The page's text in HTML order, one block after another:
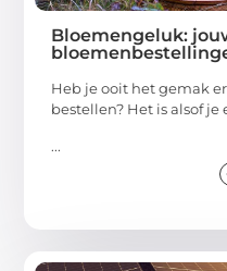
Bloemengeluk:
Heb je ooit het gemak
bestellen? Het is alsof je
...